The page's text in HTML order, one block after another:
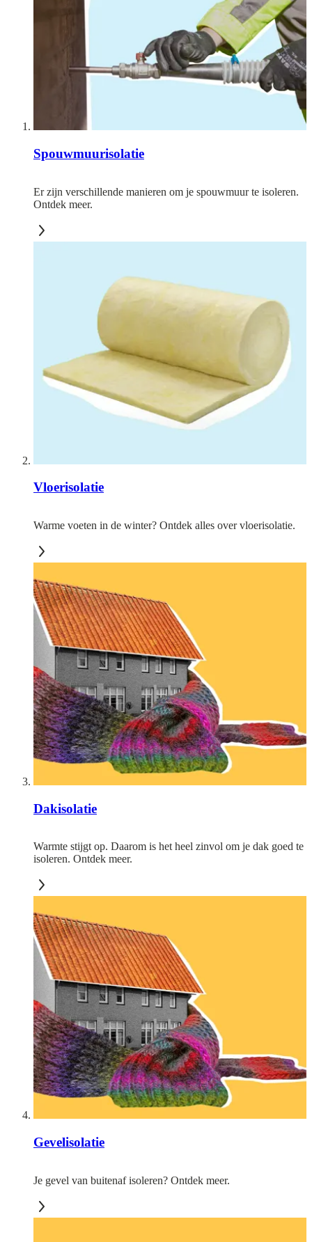
Spouwmuurisolatie
Er zijn verschillende manieren om je spouwmuur te isoleren.
Ontdek meer.
Vloerisolatie
Warme voeten in de winter? Ontdek alles over vloerisolatie.
Dakisolatie
Warmte stijgt op. Daarom is het heel zinvol om je dak goed te
isoleren. Ontdek meer.
Gevelisolatie
Je gevel van buitenaf isoleren? Ontdek meer.